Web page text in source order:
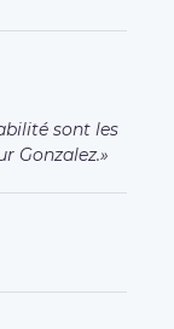
sont les
Gonzalez.